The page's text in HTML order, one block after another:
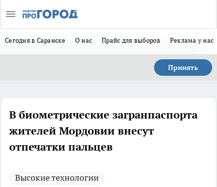
Сегодня в Саранске О нас Прайс для выборов Реклама у нас
Принять
В биометрические загранпаспорта
жителей Мордовии внесут
отпечатки пальцев
Высокие технологии